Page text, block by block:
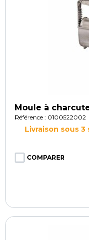
Moule à
Référence : 0100522002
Livraison sous 3
COMPARER